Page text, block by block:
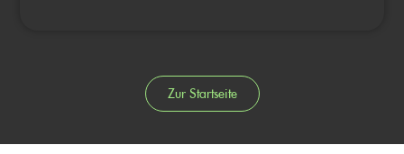
Zur Startseite